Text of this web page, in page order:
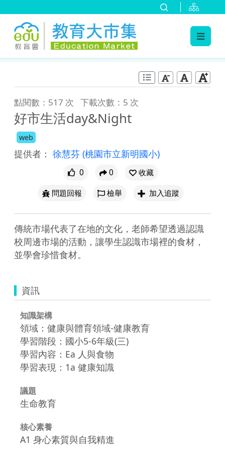
點閱數：517 次 下載次數：5 次
好市生活day&Night
web
提供者： 徐慧芬 (桃園市立新明國小)
0 0
收藏
問題回報
檢舉 加入追蹤
傳統市場代表了在地的文化，老師希望透過認識
校周邊市場的活動，讓學生認識市場裡的食材，
並學會珍惜食材。
資訊
知識架構
領域：健康與體育領域-健康教育
學習階段：國小5-6年級(三)
學習內容：Ea 人與食物
學習表現：1a 健康知識
議題
生命教育
核心素養
A1 身心素質與自我精進